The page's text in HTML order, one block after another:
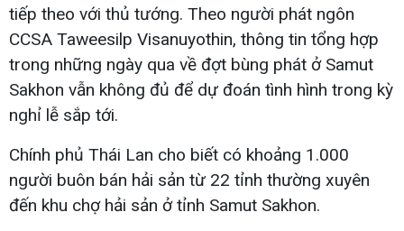
tiếp theo với thủ tướng. Theo người phát ngôn
CCSA Taweesilp Visanuyothin, thông tin tổng hợp
trong những ngày qua về đợt bùng phát ở Samut
Sakhon vẫn không đủ để dự đoán tình hình trong kỳ
nghỉ lễ sắp tới.
Chính phủ Thái Lan cho biết có khoảng 1.000
người buôn bán hải sản từ 22 tỉnh thường xuyên
đến khu chợ hải sản ở tỉnh Samut Sakhon.